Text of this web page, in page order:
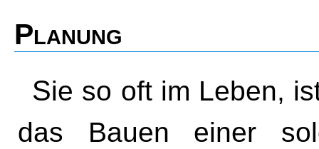
Planung
Sie so oft im Leben, ist gute Planung das A und O. Da
das Bauen einer